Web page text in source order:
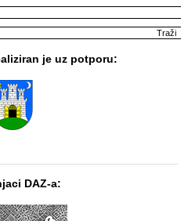
je uz potporu:
DAZ-a: